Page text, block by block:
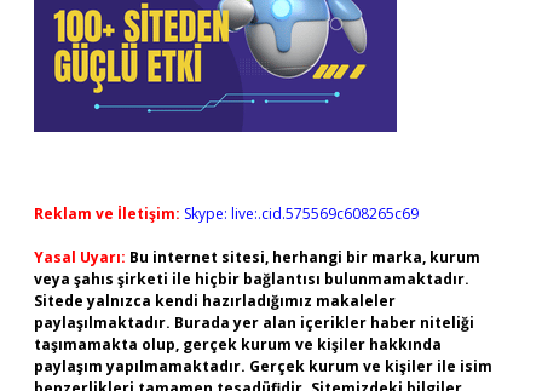
Reklam ve İletişim: Skype: live:.cid.575569c608265c69
Yasal Uyarı: Bu internet sitesi, herhangi bir marka, kurum
veya şahıs şirketi ile hiçbir bağlantısı bulunmamaktadır.
Sitede yalnızca kendi hazırladığımız makaleler
paylaşılmaktadır. Burada yer alan içerikler haber niteliği
taşımamakta olup, gerçek kurum ve kişiler hakkında
paylaşım yapılmamaktadır. Gerçek kurum ve kişiler ile isim